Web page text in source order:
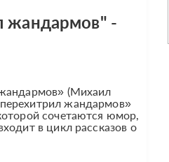
жандармов" -
(Михаил
жандармов»
сочетаются юмор,
в цикл рассказов о